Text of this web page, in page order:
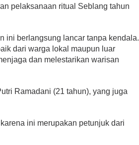
pelaksanaan ritual Seblang tahun
ini berlangsung lancar tanpa kendala.
dari warga lokal maupun luar
dan melestarikan warisan
Ramadani (21 tahun), yang juga
ini merupakan petunjuk dari